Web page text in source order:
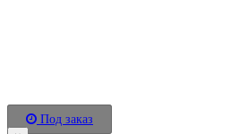
Под заказ